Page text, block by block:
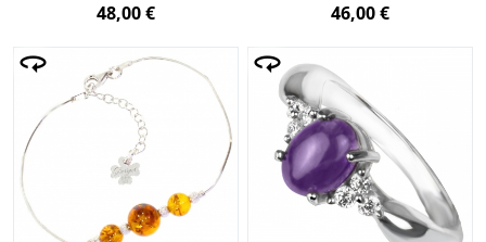
48,00 € 46,00 €